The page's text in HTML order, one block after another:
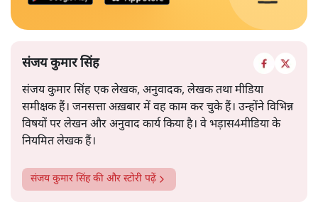
संजय कुमार सिंह
संजय कुमार सिंह एक लेखक, अनुवादक, लेखक तथा मीडिया
समीक्षक हैं। जनसत्ता अख़बार में वह काम कर चुके हैं। उन्होंने विभिन्न
विषयों पर लेखन और अनुवाद कार्य किया है। वे भड़ास4मीडिया के
नियमित लेखक हैं।
संजय कुमार सिंहकी और स्टोरी पढ़ें